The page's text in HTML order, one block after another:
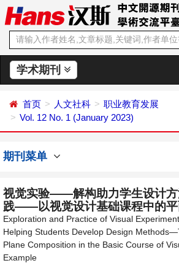
学术期刊
首页 人文社科
职业教育发展
Vol. 12 No. 1 (January 2023)
期刊菜单
视觉实验——解构助力学生设计方
践——以视觉设计基础课程中的平
Exploration and Practice of Visual
Helping Students Develop Design
Plane Composition in the Basic Course of
Example